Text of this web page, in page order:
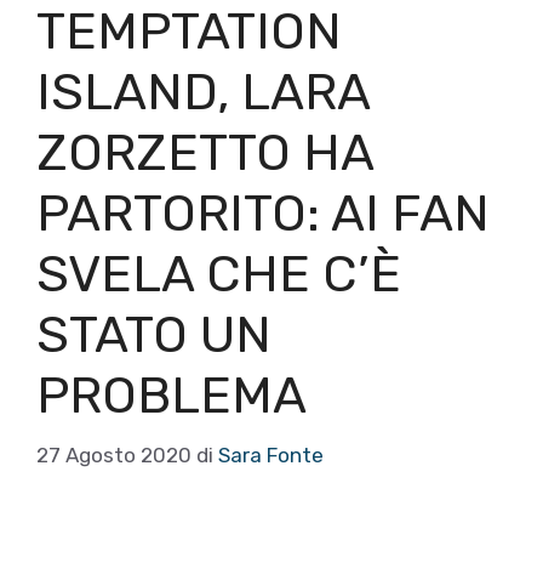
TEMPTATION
ISLAND, LARA
ZORZETTO HA
PARTORITO: AI FAN
SVELA CHE C’È
STATO UN
PROBLEMA
27 Agosto 2020 di Sara Fonte